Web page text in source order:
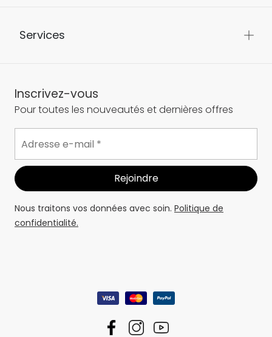
Services
Inscrivez-vous
Pour toutes les nouveautés et dernières offres
Nous traitons vos données avec soin. Politique de
confidentialité.